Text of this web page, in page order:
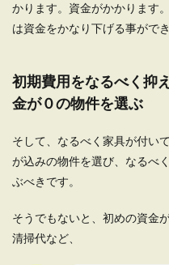
一人暮
点と
れませ
かります。資金がかかります
は資金をかなり下げる事がで
初期費用をなるべく抑
金が０の物件を選ぶ
そして、なるべく家具が付い
が込みの物件を選び、なるべ
ぶべきです。
そうでもないと、初めの資金
清掃代など、